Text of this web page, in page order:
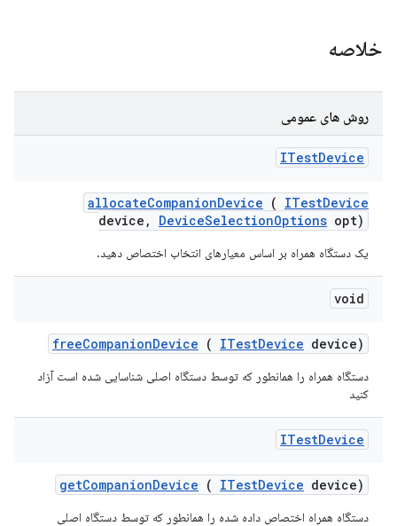
خلاصه
روش های عمومی
ITestDevice
allocateCompanionDevice ( ITestDevice
device , DeviceSelectionOptions opt)
یک دستگاه همراه بر اساس معیارهای انتخاب اختصاص دهید.
void
freeCompanionDevice ( ITestDevice device)
دستگاه همراه را همانطور که توسط دستگاه اصلی شناسایی شده است آزاد
کنید
ITestDevice
getCompanionDevice ( ITestDevice device)
دستگاه همراه اختصاص داده شده را همانطور که توسط دستگاه اصلی